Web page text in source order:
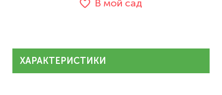
В мой сад
ХАРАКТЕРИСТИКИ